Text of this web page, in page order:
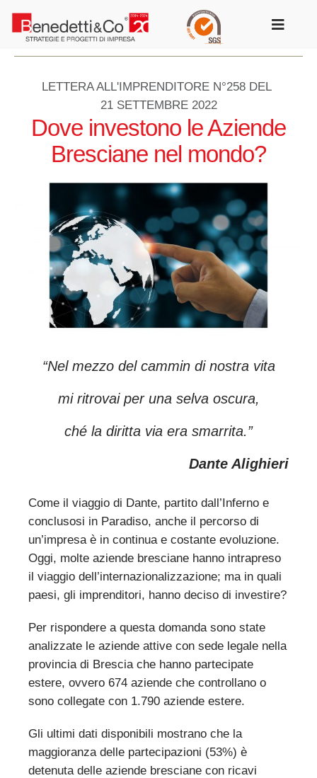
contenuto
Toggle
LETTERA ALL'IMPRENDITORE N°258 DEL
21 SETTEMBRE 2022
Dove investono le Aziende
Bresciane nel mondo?
“Nel mezzo del cammin di nostra vita
mi ritrovai per una selva oscura,
ché la diritta via era smarrita.”
Dante Alighieri
Come il viaggio di Dante, partito dall’Inferno e
conclusosi in Paradiso, anche il percorso di
un’impresa è in continua e costante evoluzione.
Oggi, molte aziende bresciane hanno intrapreso
il viaggio dell’internazionalizzazione; ma in quali
paesi, gli imprenditori, hanno deciso di investire?
Per rispondere a questa domanda sono state
analizzate le aziende attive con sede legale nella
provincia di Brescia che hanno partecipate
estere, ovvero 674 aziende che controllano o
sono collegate con 1.790 aziende estere.
Gli ultimi dati disponibili mostrano che la
maggioranza delle partecipazioni (53%) è
detenuta delle aziende bresciane con ricavi